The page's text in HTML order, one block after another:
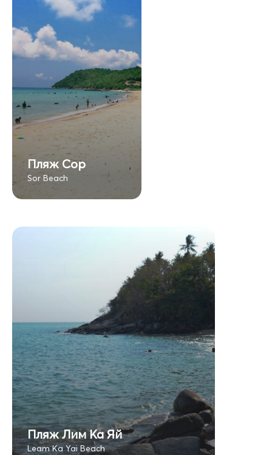
Пляж Сор
Sor Beach
Пляж Лим Ка Яй
Leam Ka Yai Beach